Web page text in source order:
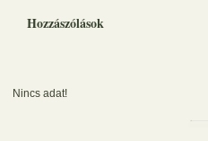
Hozzászólások
Nincs adat!